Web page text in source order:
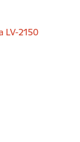
LV-2150